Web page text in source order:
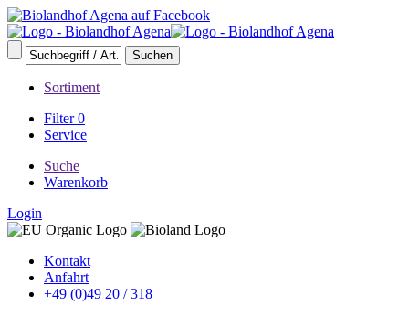
Sortiment
Filter 0
Service
Suche
Warenkorb
Login
Kontakt
Anfahrt
+49 (0)49 20 / 318